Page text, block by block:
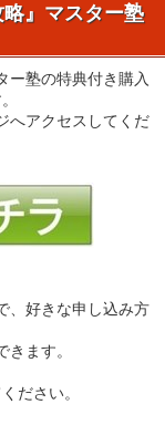
』マスター塾
ー塾の特典付き購入
へアクセスしてくだ
、好きな申し込み方
ます。
ださい。